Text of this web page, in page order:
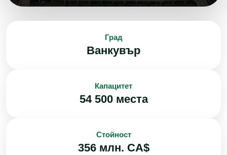
Град
Ванкувър
Капацитет
54 500 места
Стойност
356 млн. CA$